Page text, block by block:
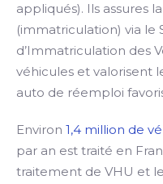
appliqués). Ils assures
(immatriculation) via le
d’Immatriculation des
véhicules et valorisent
auto de réemploi
Environ 1,4 million de
par an est traité en
traitement de VHU et